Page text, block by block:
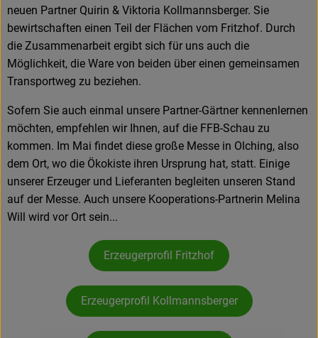
neuen Partner Quirin & Viktoria Kollmannsberger. Sie
bewirtschaften einen Teil der Flächen vom Fritzhof. Durch
die Zusammenarbeit ergibt sich für uns auch die
Möglichkeit, die Ware von beiden über einen gemeinsamen
Transportweg zu beziehen.
Sofern Sie auch einmal unsere Partner-Gärtner kennenlernen
möchten, empfehlen wir Ihnen, auf die FFB-Schau zu
kommen. Im Mai findet diese große Messe in Olching, also
dem Ort, wo die Ökokiste ihren Ursprung hat, statt. Einige
unserer Erzeuger und Lieferanten begleiten unseren Stand
auf der Messe. Auch unsere Kooperations-Partnerin Melina
Will wird vor Ort sein...
Erzeugerprofil Fritzhof
Erzeugerprofil Kollmannsberger